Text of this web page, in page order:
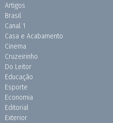
Artigos
Brasil
Canal 1
Casa e Acabamento
Cinema
Cruzeirinho
Do Leitor
Educação
Esporte
Economia
Editorial
Exterior